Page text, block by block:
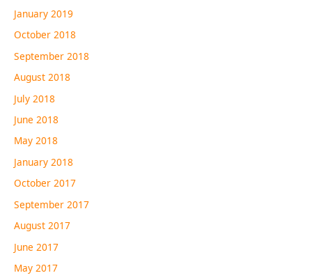
January 2019
October 2018
September 2018
August 2018
July 2018
June 2018
May 2018
January 2018
October 2017
September 2017
August 2017
June 2017
May 2017